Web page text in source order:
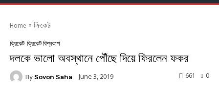
Home ক্রিকেট
ক্রিকেট ক্রিকেট বিশ্বকাপ
দলকে ভালো অবস্থানে পৌঁছে দিয়ে ফিরলেন ফকর
By Sovon Saha June 3, 2019 0
661